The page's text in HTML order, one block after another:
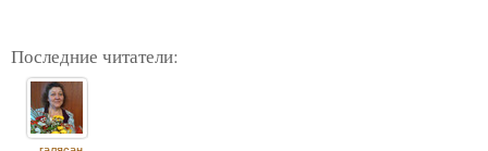
Последние читатели: